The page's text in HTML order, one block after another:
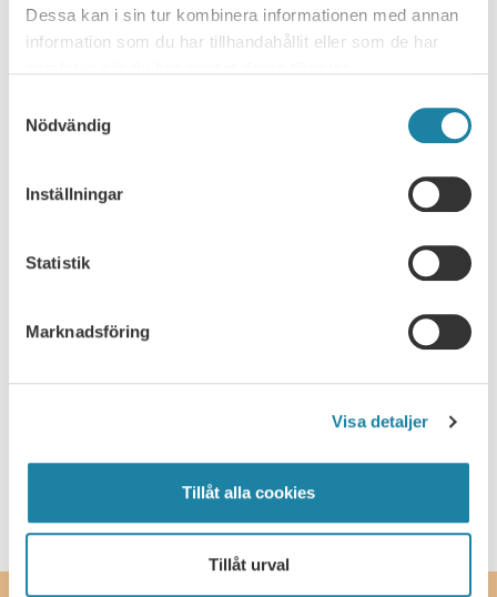
Dessa kan i sin tur kombinera informationen med annan
information som du har tillhandahållit eller som de har
Nödvändig
Inställningar
Statistik
Marknadsföring
Visa detaljer
Tillåt alla cookies
Tillåt urval
NYHETSARKIV
Nyhet
Pressmeddelande
Skrift